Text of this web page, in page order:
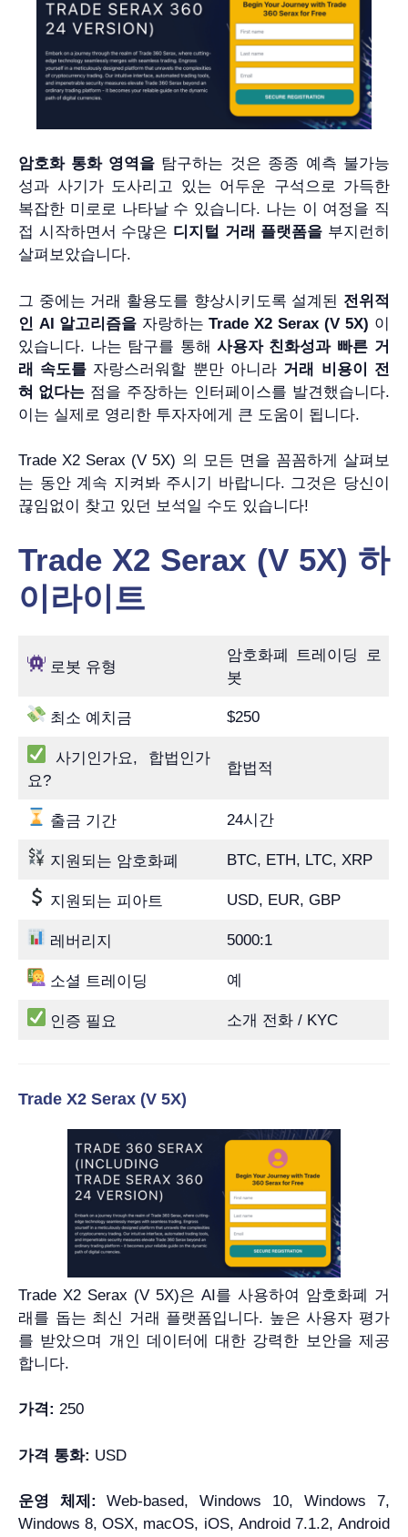
암호화 통화 영역을 탐구하는 것은 종종 예측 불가능
성과 사기가 도사리고 있는 어두운 구석으로 가득한
복잡한 미로로 나타날 수 있습니다. 나는 이 여정을 직
접 시작하면서 수많은 디지털 거래 플랫폼을 부지런히
살펴보았습니다.
그 중에는 거래 활용도를 향상시키도록 설계된 전위적
인 AI 알고리즘을 자랑하는 Trade X2 Serax (V 5X) 이
있습니다. 나는 탐구를 통해 사용자 친화성과 빠른 거
래 속도를 자랑스러워할 뿐만 아니라 거래 비용이 전
혀 없다는 점을 주장하는 인터페이스를 발견했습니다.
이는 실제로 영리한 투자자에게 큰 도움이 됩니다.
Trade X2 Serax (V 5X) 의 모든 면을 꼼꼼하게 살펴보
는 동안 계속 지켜봐 주시기 바랍니다. 그것은 당신이
끊임없이 찾고 있던 보석일 수도 있습니다!
Trade X2 Serax (V 5X) 하
이라이트
로봇 유형
암호화폐 트레이딩 로
봇
최소 예치금 $250
사기인가요, 합법인가
요?
합법적
출금 기간 24시간
지원되는 암호화폐 BTC, ETH, LTC, XRP
지원되는 피아트 USD, EUR, GBP
레버리지 5000:1
소셜 트레이딩 예
인증 필요 소개 전화 / KYC
Trade X2 Serax (V 5X)
Trade X2 Serax (V 5X)은 AI를 사용하여 암호화폐 거
래를 돕는 최신 거래 플랫폼입니다. 높은 사용자 평가
를 받았으며 개인 데이터에 대한 강력한 보안을 제공
합니다.
가격: 250
가격 통화: USD
운영 체제: Web-based, Windows 10, Windows 7,
Windows 8, OSX, macOS, iOS, Android 7.1.2, Android